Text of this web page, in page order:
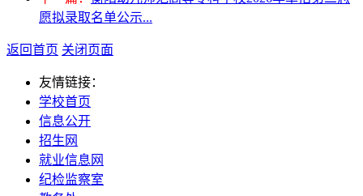
愿拟录取名单公示...
返回首页 关闭页面
友情链接：
学校首页
信息公开
招生网
就业信息网
纪检监察室